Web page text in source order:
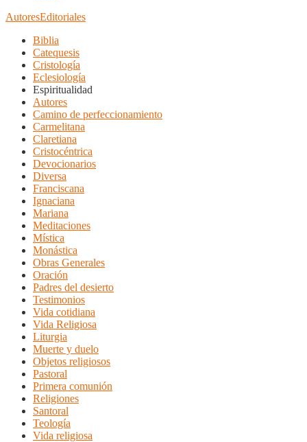
AutoresEditoriales
Biblia
Catequesis
Cristología
Eclesiología
Espiritualidad
Autores
Camino de perfeccionamiento
Carmelitana
Claretiana
Cristocéntrica
Devocionarios
Diversa
Franciscana
Ignaciana
Mariana
Meditaciones
Mística
Monástica
Obras Generales
Oración
Padres del desierto
Testimonios
Vida cotidiana
Vida Religiosa
Liturgia
Muerte y duelo
Objetos religiosos
Pastoral
Primera comunión
Religiones
Santoral
Teología
Vida religiosa